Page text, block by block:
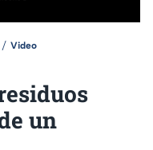
Video
un